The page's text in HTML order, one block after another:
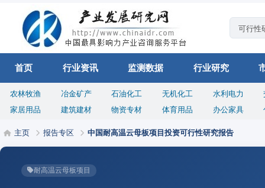
首页 行业资讯 监测数据 行业研究
农林牧渔 冶金矿产 石油化工 无机化工 水利电力
家居用品
建筑建材 物资专材 体育用品 办公家具
主页 报告专区 中国耐高温云母板项目投资可行性研究报告
耐高温云母板项目